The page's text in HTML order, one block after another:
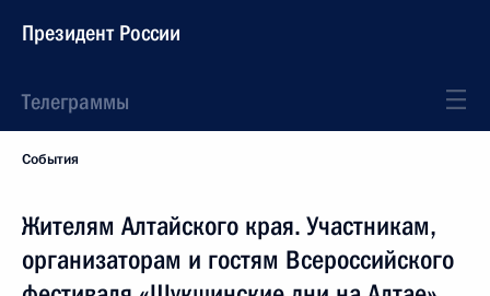
Президент России
Телеграммы
События
Жителям Алтайского края. Участникам,
организаторам и гостям Всероссийского